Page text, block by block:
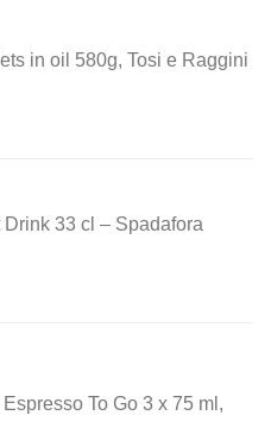
in oil 580g, Tosi e Raggini
Drink 33 cl – Spadafora
To Go 3 x 75 ml,